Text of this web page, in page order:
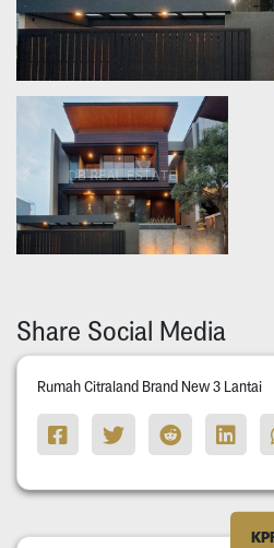
Share Social Media
Rumah Citraland Brand New 3 Lantai